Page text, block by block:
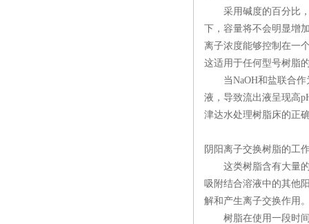
采用碱度的百分比，
下，容量将不会明显增
离子浓度能够控制在一
这适用于任何型号树脂
当NaOH和盐联合作为
液，导致流出液呈现高
津达水处理树脂床的正
阴阳离子交换树脂的
这类树脂含有大量的
吸附结合溶液中的其他
解和产生离子交换作用
树脂在使用一段时间